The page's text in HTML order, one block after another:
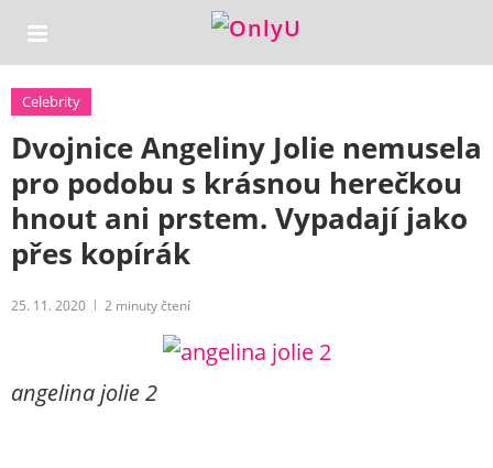
Celebrity
Dvojnice Angeliny Jolie nemusela
pro podobu s krásnou herečkou
hnout ani prstem. Vypadají jako
přes kopírák
25. 11. 2020 2 minuty čtení
angelina jolie 2